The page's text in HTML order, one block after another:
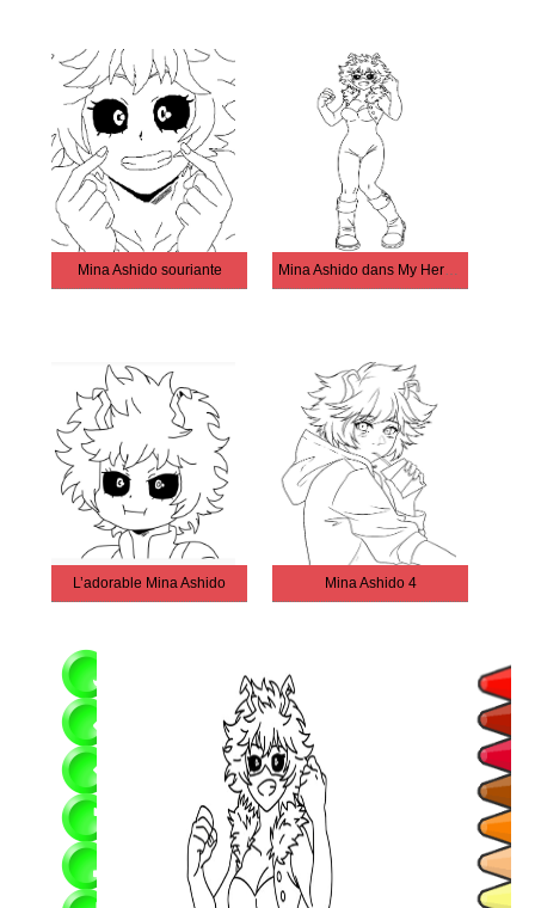
Mina Ashido souriante Mina Ashido dans My Hero Academia
L’adorable Mina Ashido Mina Ashido 4